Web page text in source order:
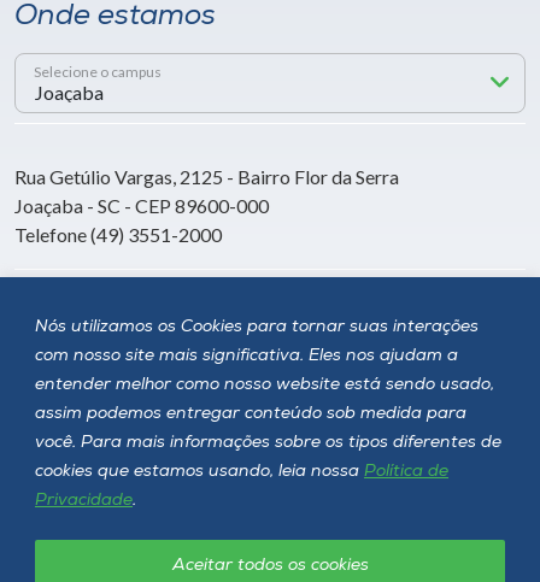
Nós utilizamos os Cookies para tornar suas interações
com nosso site mais significativa. Eles nos ajudam a
entender melhor como nosso website está sendo usado,
assim podemos entregar conteúdo sob medida para
você. Para mais informações sobre os tipos diferentes de
cookies que estamos usando, leia nossa Política de
Privacidade.
Aceitar todos os cookies
Onde estamos
Selecione o campus
Rua Getúlio Vargas, 2125 - Bairro Flor da Serra
Joaçaba - SC - CEP 89600-000
Telefone (49) 3551-2000
Siga a Unoesc